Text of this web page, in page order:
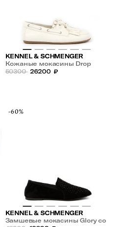
KENNEL & SCHMENGER
Кожаные мокасины Drop
50300 26200 ₽
-60%
KENNEL & SCHMENGER
Замшевые мокасины Glory со